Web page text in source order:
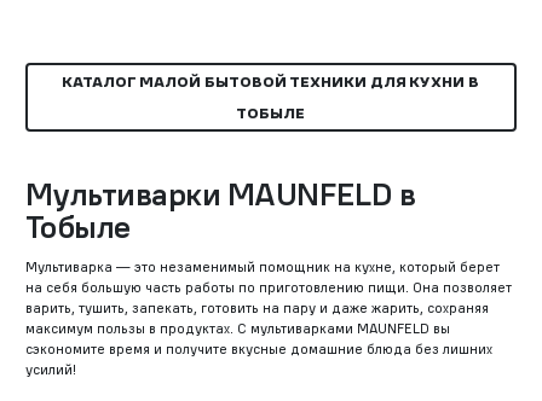
КАТАЛОГ МАЛОЙ БЫТОВОЙ ТЕХНИКИ ДЛЯ КУХНИ В
ТОБЫЛЕ
Мультиварки MAUNFELD в
Тобыле
Мультиварка — это незаменимый помощник на кухне, который берет
на себя большую часть работы по приготовлению пищи. Она позволяет
варить, тушить, запекать, готовить на пару и даже жарить, сохраняя
максимум пользы в продуктах. С мультиварками MAUNFELD вы
сэкономите время и получите вкусные домашние блюда без лишних
усилий!